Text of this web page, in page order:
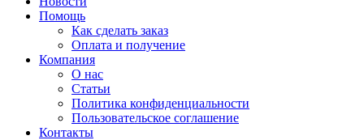
Помощь
Как сделать заказ
Оплата и получение
Компания
О нас
Статьи
Политика конфиденциальности
Пользовательское соглашение
Контакты